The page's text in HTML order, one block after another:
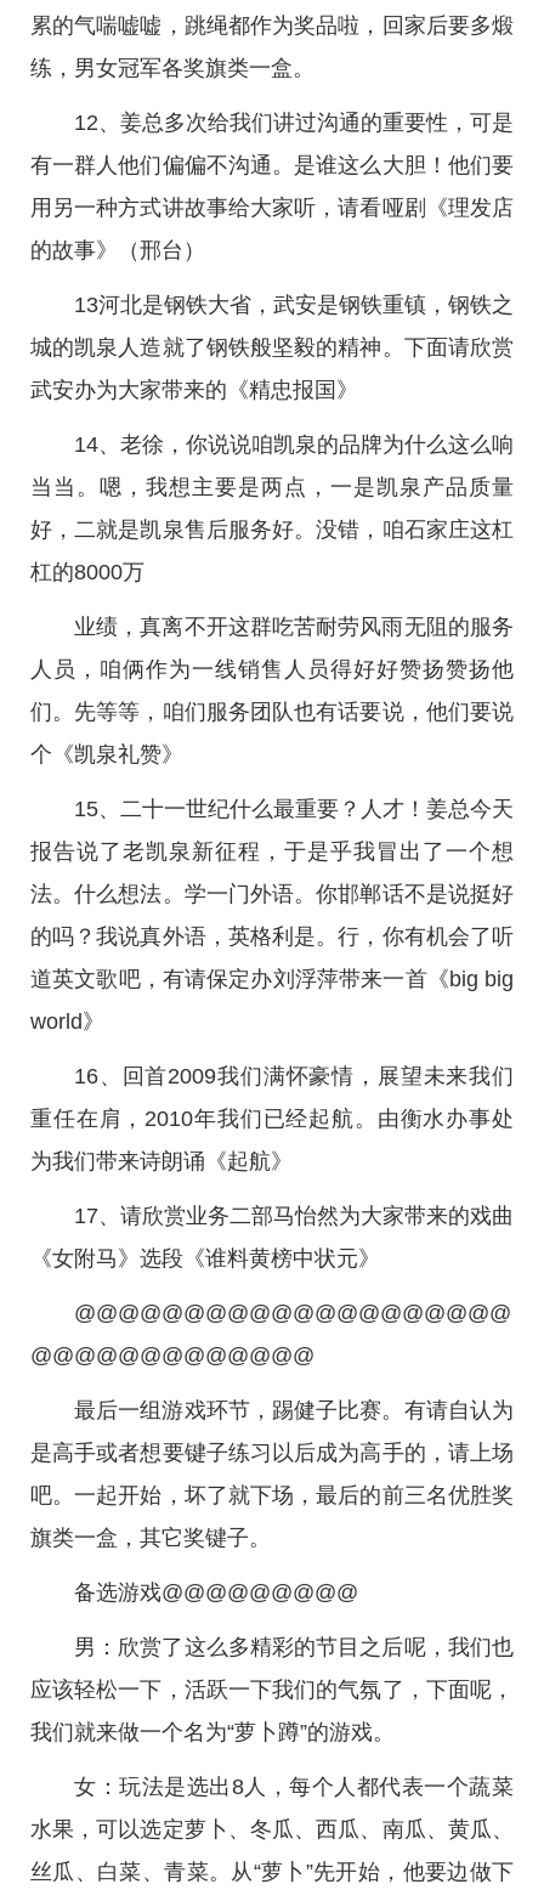
累的气喘嘘嘘，跳绳都作为奖品啦，回家后要多煅
练，男女冠军各奖旗类一盒。
12、姜总多次给我们讲过沟通的重要性，可是
有一群人他们偏偏不沟通。是谁这么大胆！他们要
用另一种方式讲故事给大家听，请看哑剧《理发店
的故事》（邢台）
13河北是钢铁大省，武安是钢铁重镇，钢铁之
城的凯泉人造就了钢铁般坚毅的精神。下面请欣赏
武安办为大家带来的《精忠报国》
14、老徐，你说说咱凯泉的品牌为什么这么响
当当。嗯，我想主要是两点，一是凯泉产品质量
好，二就是凯泉售后服务好。没错，咱石家庄这杠
杠的8000万
业绩，真离不开这群吃苦耐劳风雨无阻的服务
人员，咱俩作为一线销售人员得好好赞扬赞扬他
们。先等等，咱们服务团队也有话要说，他们要说
个《凯泉礼赞》
15、二十一世纪什么最重要？人才！姜总今天
报告说了老凯泉新征程，于是乎我冒出了一个想
法。什么想法。学一门外语。你邯郸话不是说挺好
的吗？我说真外语，英格利是。行，你有机会了听
道英文歌吧，有请保定办刘浮萍带来一首《big big
world》
16、回首2009我们满怀豪情，展望未来我们
重任在肩，2010年我们已经起航。由衡水办事处
为我们带来诗朗诵《起航》
17、请欣赏业务二部马怡然为大家带来的戏曲
《女附马》选段《谁料黄榜中状元》
@@@@@@@@@@@@@@@@@@@@
@@@@@@@@@@@@@
最后一组游戏环节，踢健子比赛。有请自认为
是高手或者想要键子练习以后成为高手的，请上场
吧。一起开始，坏了就下场，最后的前三名优胜奖
旗类一盒，其它奖键子。
备选游戏@@@@@@@@@
男：欣赏了这么多精彩的节目之后呢，我们也
应该轻松一下，活跃一下我们的气氛了，下面呢，
我们就来做一个名为“萝卜蹲”的游戏。
女：玩法是选出8人，每个人都代表一个蔬菜
水果，可以选定萝卜、冬瓜、西瓜、南瓜、黄瓜、
丝瓜、白菜、青菜。从“萝卜”先开始，他要边做下